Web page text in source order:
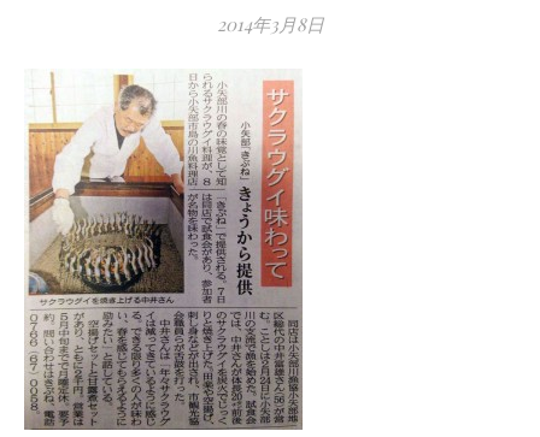
2014年3月8日